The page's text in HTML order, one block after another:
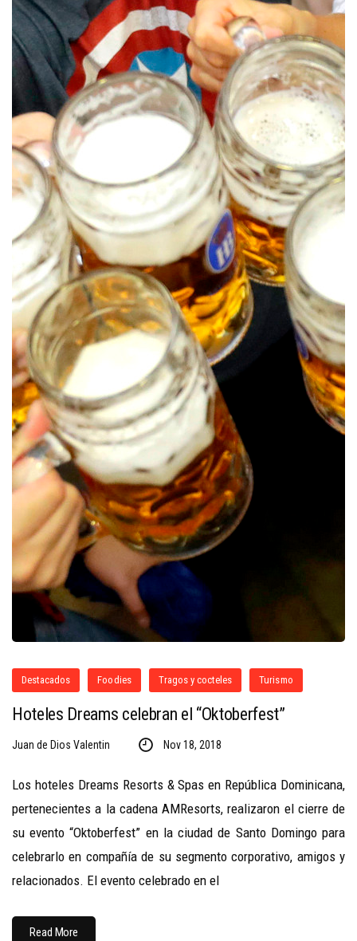
Destacados Foodies Tragos y cocteles Turismo
Hoteles Dreams celebran el “Oktoberfest”
Juan de Dios Valentin Nov 18, 2018
Los hoteles Dreams Resorts & Spas en República Dominicana,
pertenecientes a la cadena AMResorts, realizaron el cierre de
su evento “Oktoberfest” en la ciudad de Santo Domingo para
celebrarlo en compañía de su segmento corporativo, amigos y
relacionados. El evento celebrado en el
Read More